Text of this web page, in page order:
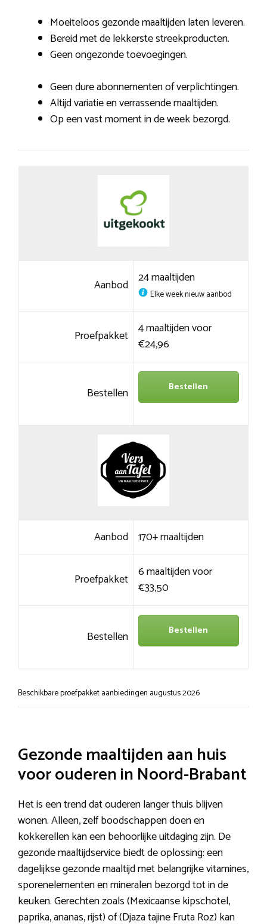
Moeiteloos gezonde maaltijden laten leveren.
Bereid met de lekkerste streekproducten.
Geen ongezonde toevoegingen.
Geen dure abonnementen of verplichtingen.
Altijd variatie en verrassende maaltijden.
Op een vast moment in de week bezorgd.
Aanbod 24 maaltijden
Elke week nieuw aanbod
Proefpakket 4 maaltijden voor
€24,96
Bestellen Bestellen
Aanbod 170+ maaltijden
Proefpakket 6 maaltijden voor
€33,50
Bestellen Bestellen
Beschikbare proefpakket aanbiedingen augustus 2026
Gezonde maaltijden aan huis
voor ouderen in Noord-Brabant
Het is een trend dat ouderen langer thuis blijven
wonen. Alleen, zelf boodschappen doen en
kokkerellen kan een behoorlijke uitdaging zijn. De
gezonde maaltijdservice biedt de oplossing: een
dagelijkse gezonde maaltijd met belangrijke vitamines,
sporenelementen en mineralen bezorgd tot in de
keuken. Gerechten zoals (Mexicaanse kipschotel,
paprika, ananas, rijst) of (Djaza tajine Fruta Roz) kan